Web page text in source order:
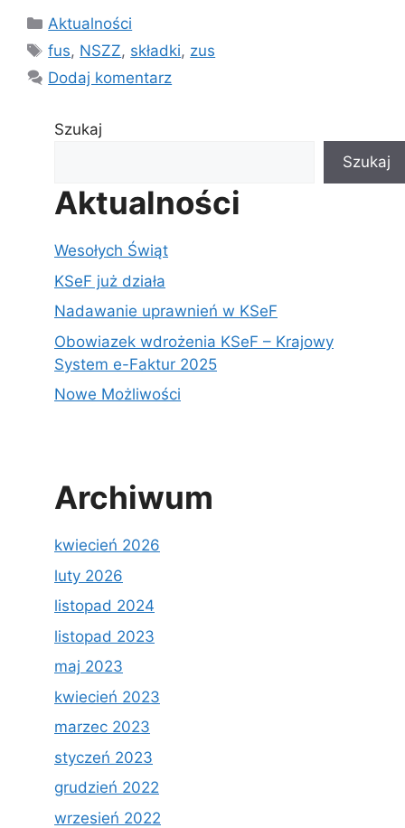
Kategorie
Aktualności
Tagi
fus, NSZZ, składki, zus
Dodaj komentarz
Szukaj
Szukaj
Aktualności
Wesołych Świąt
KSeF już działa
Nadawanie uprawnień w KSeF
Obowiazek wdrożenia KSeF – Krajowy
System e-Faktur 2025
Nowe Możliwości
Archiwum
kwiecień 2026
luty 2026
listopad 2024
listopad 2023
maj 2023
kwiecień 2023
marzec 2023
styczeń 2023
grudzień 2022
wrzesień 2022